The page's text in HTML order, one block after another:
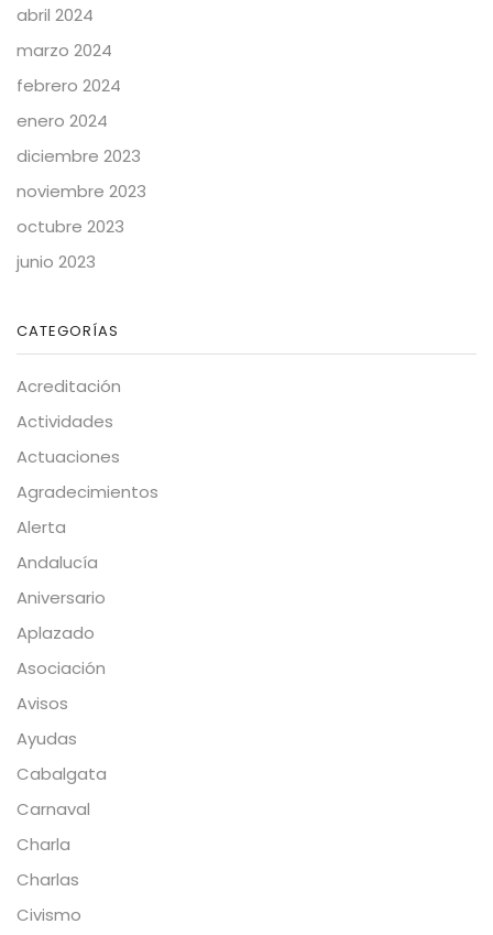
abril 2024
marzo 2024
febrero 2024
enero 2024
diciembre 2023
noviembre 2023
octubre 2023
junio 2023
CATEGORÍAS
Acreditación
Actividades
Actuaciones
Agradecimientos
Alerta
Andalucía
Aniversario
Aplazado
Asociación
Avisos
Ayudas
Cabalgata
Carnaval
Charla
Charlas
Civismo